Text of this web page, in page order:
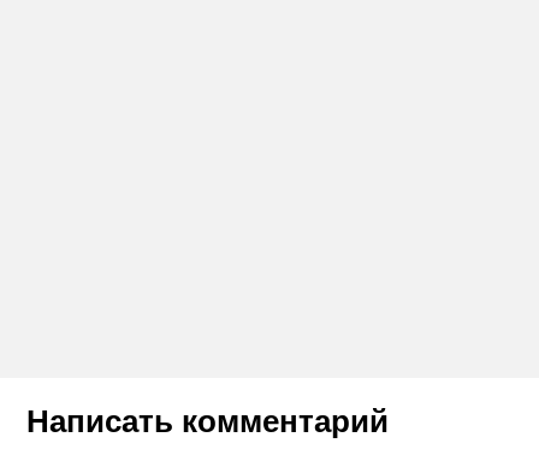
Написать комментарий